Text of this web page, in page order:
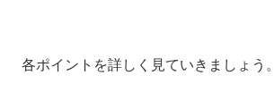
各ポイントを詳しく見ていきましょう。